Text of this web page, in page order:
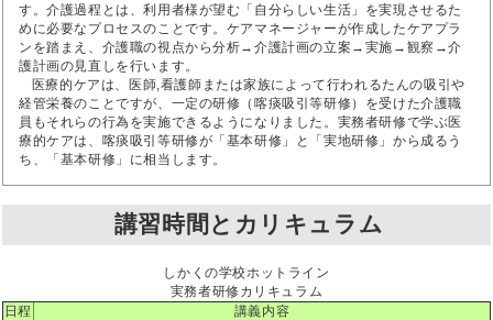
す。介護過程とは、利用者様が望む「自分らしい生活」を実現させるた
めに必要なプロセスのことです。ケアマネージャーが作成したケアプラ
ンを踏まえ、介護職の視点から分析→介護計画の立案→実施→観察→介
護計画の見直しを行います。
医療的ケアは、医師,看護師または家族によって行われるたんの吸引や
経管栄養のことですが、一定の研修（喀痰吸引等研修）を受けた介護職
員もそれらの行為を実施できるようになりました。実務者研修で学ぶ医
療的ケアは、喀痰吸引等研修が「基本研修」と「実地研修」から成るう
ち、「基本研修」に相当します。
講習時間とカリキュラム
しかくの学校ホットライン
実務者研修カリキュラム
日程
講義内容